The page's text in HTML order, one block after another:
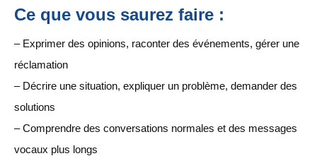
Ce que vous saurez faire :
– Exprimer des opinions, raconter des événements, gérer une
réclamation
– Décrire une situation, expliquer un problème, demander des
solutions
– Comprendre des conversations normales et des messages
vocaux plus longs